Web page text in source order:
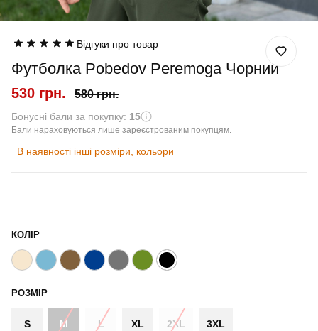
Відгуки про товар
Футболка Pobedov Peremoga Чорний
530 грн. 580 грн.
Бонусні бали за покупку: 15
Бали нараховуються лише зареєстрованим покупцям.
В наявності інші розміри, кольори
КОЛІР
РОЗМІР
S M L XL 2XL 3XL